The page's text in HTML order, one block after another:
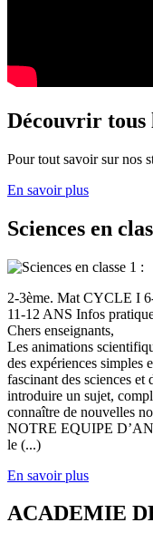
Découvrir tous
Pour tout savoir sur nos
En savoir plus
Sciences en
2-3ème. Mat CYCLE I
11-12 ANS Infos
Chers enseignants,
Les animations
des expériences simples
fascinant des sciences
introduire un sujet,
connaître de nouvelles
NOTRE EQUIPE
le (...)
En savoir plus
ACADEMIE